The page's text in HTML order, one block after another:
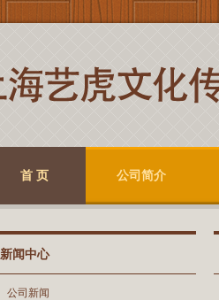
首 页 公司简介
新闻中心
公司新闻